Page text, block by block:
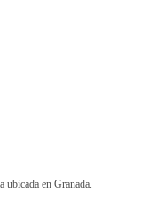
ubicada en Granada.